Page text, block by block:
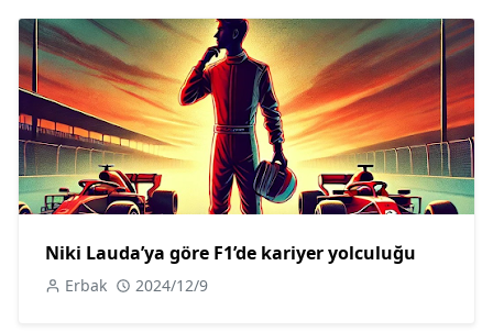
Niki Lauda’ya göre F1’de kariyer yolculuğu
Erbak 2024/12/9